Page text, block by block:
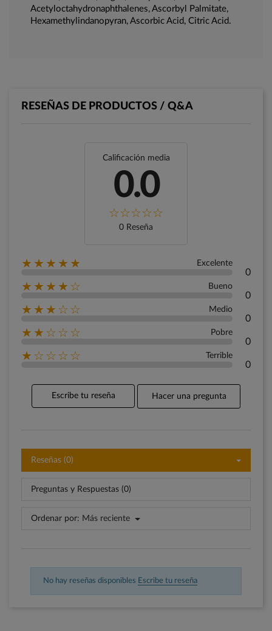
Acetyloctahydronaphthalenes, Ascorbyl Palmitate,
Hexamethylindanopyran, Ascorbic Acid, Citric Acid.
RESEÑAS DE PRODUCTOS / Q&A
Calificación media
0.0
0 Reseña
★★★★★ Excelente
0
★★★★☆ Bueno
0
★★★☆☆ Medio
0
★★☆☆☆ Pobre
0
★☆☆☆☆ Terrible
0
Escribe tu reseña Hacer una pregunta
Reseñas (0)
Preguntas y Respuestas (0)
Ordenar por: Más reciente
No hay reseñas disponibles Escribe tu reseña